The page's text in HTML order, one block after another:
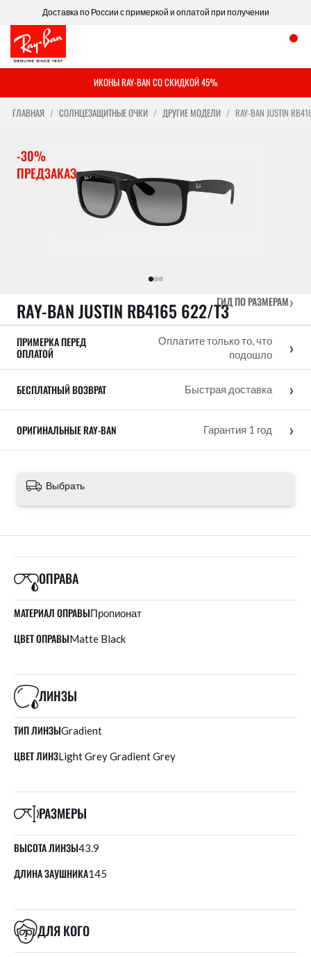
Доставка по России с примеркой и оплатой при получении
ИКОНЫ RAY-BAN СО СКИДКОЙ 45%
ГЛАВНАЯ СОЛНЦЕЗАЩИТНЫЕ ОЧКИ ДРУГИЕ МОДЕЛИ RAY-BAN JUSTIN
-30%
ПРЕДЗАКАЗ
RAY-BAN JUSTIN RB4165 622/T3ГИД ПО РАЗМЕРАМ›
ПРИМЕРКА ПЕРЕД
ОПЛАТОЙ
Оплатите только то, что
подошло
›
БЕСПЛАТНЫЙ ВОЗВРАТ Быстрая доставка ›
ОРИГИНАЛЬНЫЕ RAY-BAN Гарантия 1 год ›
Выбрать
ОПРАВА
МАТЕРИАЛ ОПРАВЫПропионат
ЦВЕТ ОПРАВЫMatte Black
ЛИНЗЫ
ТИП ЛИНЗЫGradient
ЦВЕТ ЛИНЗLight Grey Gradient Grey
РАЗМЕРЫ
ВЫСОТА ЛИНЗЫ43.9
ДЛИНА ЗАУШНИКА145
ДЛЯ КОГО